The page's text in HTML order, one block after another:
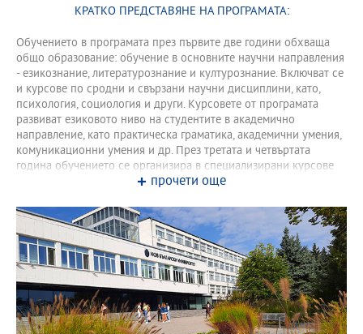
КРАТКО ПРЕДСТАВЯНЕ НА ПРОГРАМАТА:
Обучението в програмата през първите две години обхваща
общо образование: обучение в основните научни направления
- езикознание, литературознание и културознание. Включват се
и курсове по сродни и свързани научни дисциплини, като,
психология, социология и други. Курсовете от програмата
развиват езиковото ниво на студентите в академично
направление, като практическа граматика, академични умения,
комуникационни умения и др. През третата и четвъртата
година обучението се организира в специализирани курсове
към програмата и практически насочени тренингови форми –
езикови технологии и др. През втората част на програмата се
предлагат две специализации: преводач и учител по чужд език,
които водят до съответната професионална квалификация.
прочети още